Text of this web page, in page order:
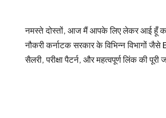
नमस्ते दोस्तों, आज मैं आपके लिए लेकर आई हूँ
नौकरी कर्नाटक सरकार के विभिन्न
सैलरी, परीक्षा पैटर्न, और महत्वपूर्ण लिंक की